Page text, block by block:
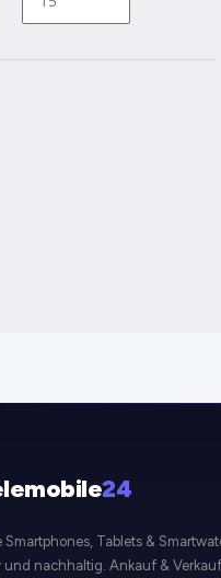
24
Smartphones, Tablets &
und nachhaltig. Ankauf &